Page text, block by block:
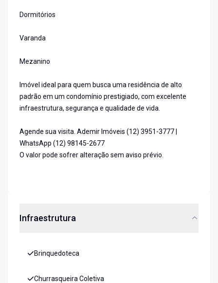
Dormitórios
Varanda
Mezanino
Imóvel ideal para quem busca uma residência de alto
padrão em um condomínio prestigiado, com excelente
infraestrutura, segurança e qualidade de vida.
Agende sua visita. Ademir Imóveis (12) 3951-3777 |
WhatsApp (12) 98145-2677
O valor pode sofrer alteração sem aviso prévio.
Infraestrutura
Brinquedoteca
Churrasqueira Coletiva